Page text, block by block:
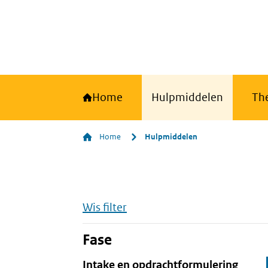
Home Hulpmiddelen
Home Hulpmiddelen
Wis filter
Fase
Intake en opdrachtformulering